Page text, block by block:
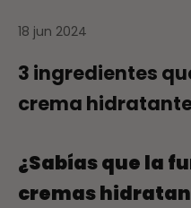
18 jun 2024
3 ingredientes
crema
¿Sabías que la
cremas